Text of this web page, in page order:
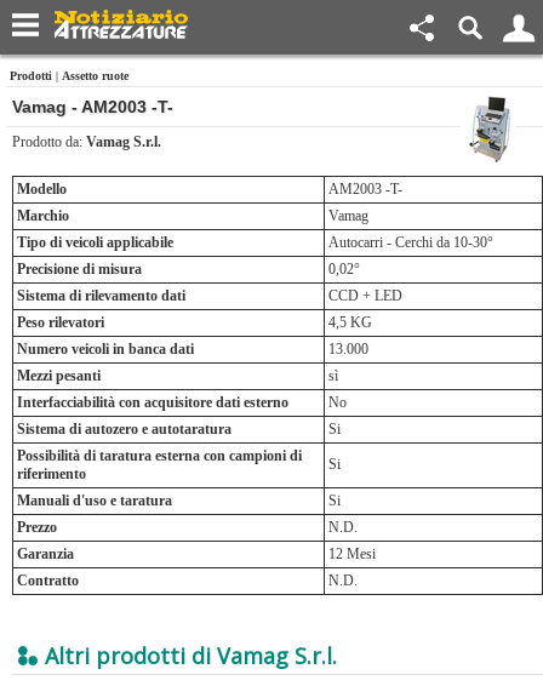
Prodotti | Assetto ruote
Vamag - AM2003 -T-
Prodotto da: Vamag S.r.l.
Modello
AM2003 -T-
Marchio
Vamag
Tipo di veicoli applicabile
Autocarri - Cerchi da 10-30°
Precisione di misura
0,02°
Sistema di rilevamento dati
CCD + LED
Peso rilevatori
4,5 KG
Numero veicoli in banca dati
13.000
Mezzi pesanti
sì
Interfacciabilità con acquisitore dati esterno
No
Sistema di autozero e autotaratura
Si
Possibilità di taratura esterna con campioni di
riferimento
Si
Manuali d'uso e taratura
Si
Prezzo
N.D.
Garanzia
12 Mesi
Contratto
N.D.
Altri prodotti di Vamag S.r.l.